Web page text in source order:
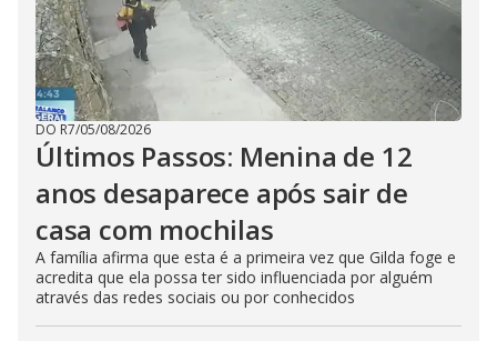
DO R7/05/08/2026
Últimos Passos: Menina de 12
anos desaparece após sair de
casa com mochilas
A família afirma que esta é a primeira vez que Gilda foge e
acredita que ela possa ter sido influenciada por alguém
através das redes sociais ou por conhecidos